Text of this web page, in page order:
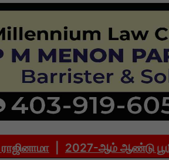
|2027-ஆம் ஆண்டு பூமியின்